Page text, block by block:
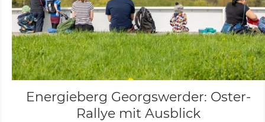
Energieberg Georgswerder: Oster-
Rallye mit Ausblick